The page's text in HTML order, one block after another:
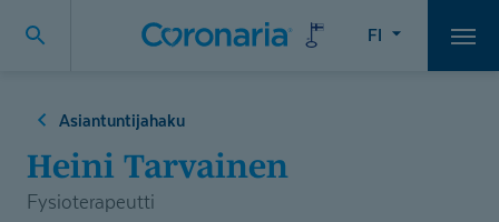
FI
Asiantuntijahaku
Heini Tarvainen
Fysioterapeutti